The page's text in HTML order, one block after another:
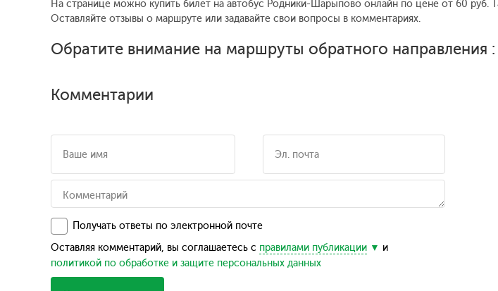
На странице можно купить билет на автобус Родники-Шарыпово онлайн по цене от 60 руб.
Оставляйте отзывы о маршруте или задавайте свои вопросы в комментариях.
Обратите внимание на маршруты обратного направления :
Комментарии
Получать ответы по электронной почте
Оставляя комментарий, вы соглашаетесь с правилами публикации
и
политикой по обработке и защите персональных данных